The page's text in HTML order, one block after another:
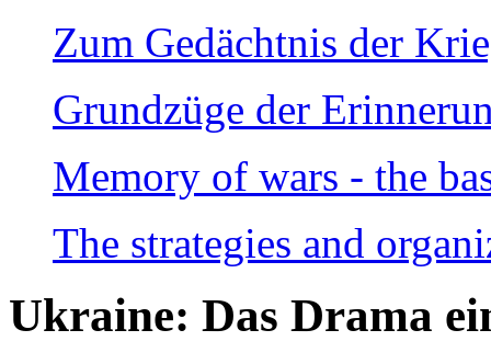
Zum Gedächtnis der
Grundzüge der
Memory of wars - the
The strategies and
Ukraine: Das Drama